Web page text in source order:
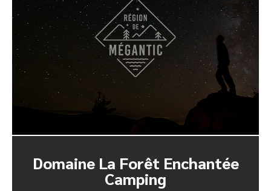
Domaine La Forêt Enchantée
Camping